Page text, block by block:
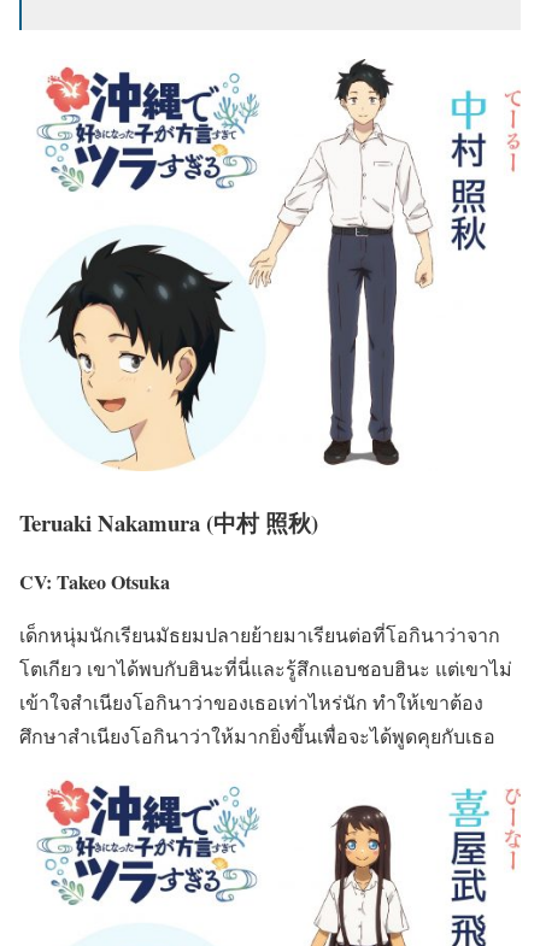
Teruaki Nakamura (中村 照秋)
CV: Takeo Otsuka
เด็กหนุ่มนักเรียนมัธยมปลายย้ายมาเรียนต่อที่โอกินาว่าจาก
โตเกียว เขาได้พบกับฮินะที่นี่และรู้สึกแอบชอบฮินะ แต่เขาไม่
เข้าใจสำเนียงโอกินาว่าของเธอเท่าไหร่นัก ทำให้เขาต้อง
ศึกษาสำเนียงโอกินาว่าให้มากยิ่งขึ้นเพื่อจะได้พูดคุยกับเธอ